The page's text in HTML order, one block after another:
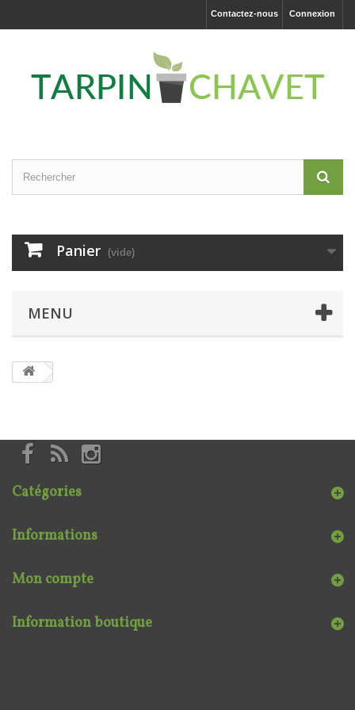
Connexion
Contactez-nous
Panier (vide)
MENU
Catégories
Informations
Mon compte
Information boutique